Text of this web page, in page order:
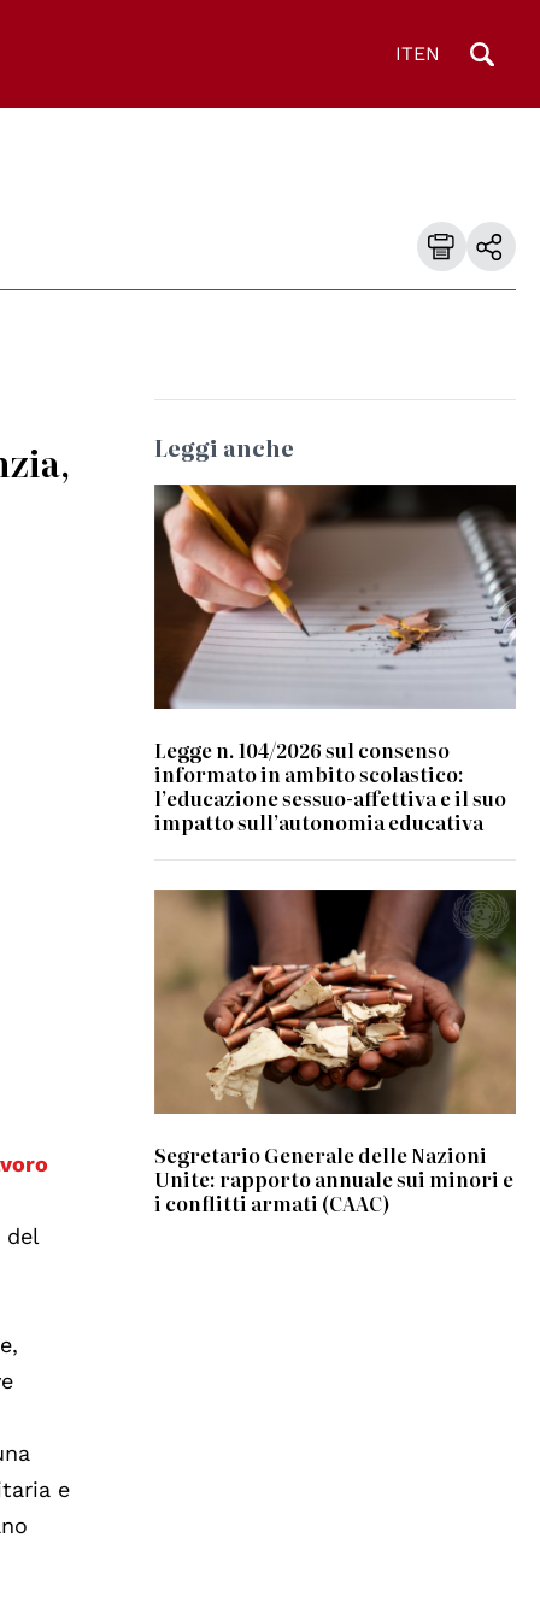
ITEN
del
e
Leggi anche
© CC
Legge n. 104/2026 sul consenso
informato in ambito scolastico:
l’educazione sessuo-affettiva e il suo
impatto sull’autonomia educativa
© UN Photo/ Patricia Esteve
Segretario Generale delle Nazioni
Unite: rapporto annuale sui minori e
i conflitti armati (CAAC)